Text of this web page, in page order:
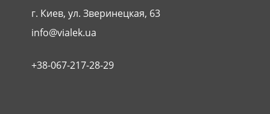
г. Киев, ул. Зверинецкая, 63
info@vialek.ua
+38-067-217-28-29